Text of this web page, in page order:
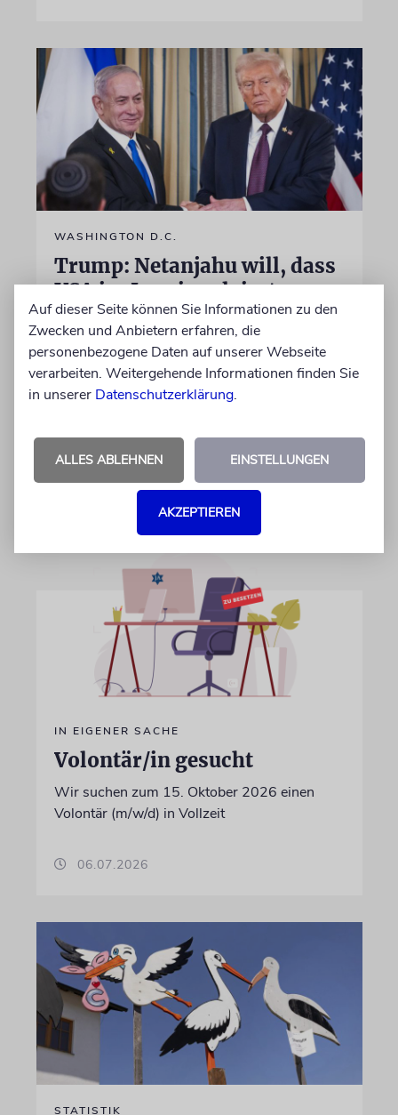
WASHINGTON D.C.
Trump: Netanjahu will, dass
USA im Iran involviert
bleiben
Unterschiedliche Interessen Israels und der
USA sind im Iran-Krieg mehrfach zutage
getreten. Kurz vor seinem Treffen mit
Differenzen nicht überwunden sind
28.07.2026
IN EIGENER SACHE
Volontär/in gesucht
Wir suchen zum 15. Oktober 2026 einen
Volontär (m/w/d) in Vollzeit
06.07.2026
STATISTIK
Auf dieser Seite können Sie Informationen zu den
Zwecken und Anbietern erfahren, die
personenbezogene Daten auf unserer Webseite
verarbeiten. Weitergehende Informationen finden Sie
in unserer Datenschutzerklärung.
ALLES ABLEHNEN EINSTELLUNGEN
AKZEPTIEREN